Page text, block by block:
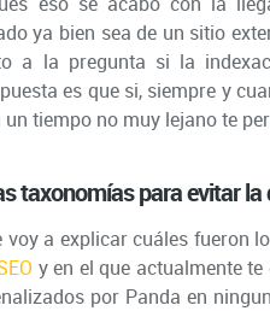
ya bien sea de un sitio
a la pregunta si la
es que si, siempre y
un tiempo no muy lejano te
taxonomías para evitar la
a explicar cuáles fueron
y en el que actualmente
por Panda en